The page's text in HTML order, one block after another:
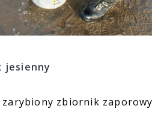
jesienny
zbiornik